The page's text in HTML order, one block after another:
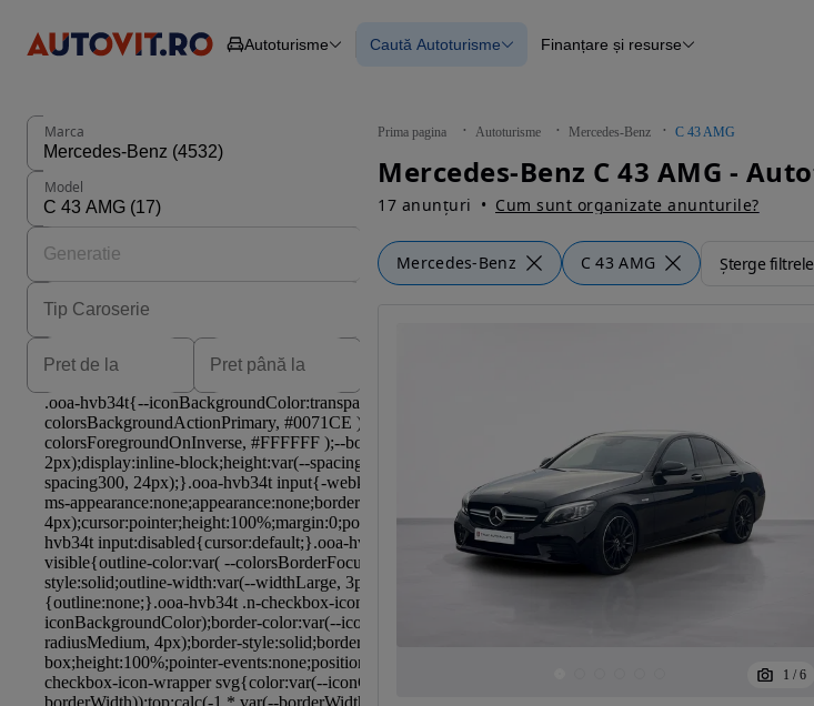
Autoturisme
Autoturisme
Mașini electrice
Mașini cu detalii verificate
Caută Autoturisme
Blog Autovit.ro
Finanțare și resurse
Prima pagina Autoturisme Mercedes-Benz C 43 AMG
17 anunțuri Cum sunt organizate anunturile?
Mercedes-Benz C 43 AMG Șterge filtrele
Marca
Model
1 / 6